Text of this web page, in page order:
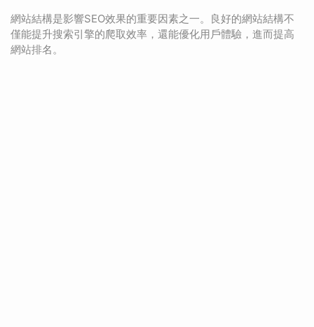
網站結構是影響SEO效果的重要因素之一。良好的網站結構不
僅能提升搜索引擎的爬取效率，還能優化用戶體驗，進而提高
網站排名。